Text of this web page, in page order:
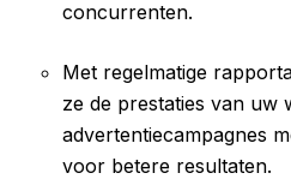
concurrenten.
Met regelmatige
ze de prestaties van uw
advertentiecampagnes
voor betere resultaten.